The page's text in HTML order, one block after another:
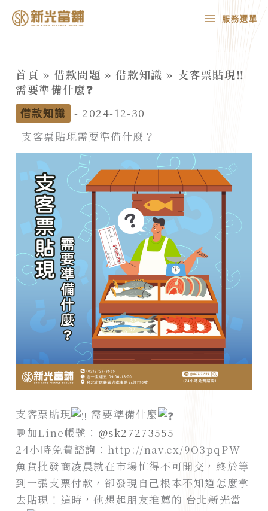
MAIN
MENU
服務選單
首頁 » 借款問題 » 借款知識 » 支客票貼現‼️
需要準備什麼❓
借款知識 - 2024-12-30
支客票貼現需要準備什麼？
支客票貼現
需要準備什麼
💬加Line帳號： @sk27273555
24小時免費諮詢：http://nav.cx/9O3pqPW
魚貨批發商凌晨就在市場忙得不可開交，終於等
到一張支票付款，卻發現自己根本不知道怎麼拿
去貼現！這時，他想起朋友推薦的 台北新光當